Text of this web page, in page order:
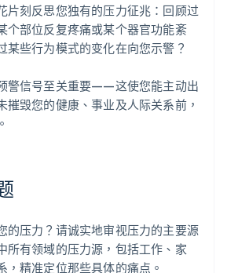
片刻反思您独有的压力征兆：回顾过
个部位反复疼痛或某个器官功能紊
某些行为模式的变化在向您示警？
警信号至关重要——这使您能主动出
摧毁您的健康、事业及人际关系前，
的压力？请诚实地审视压力的主要源
所有领域的压力源，包括工作、家
，精准定位那些具体的痛点。